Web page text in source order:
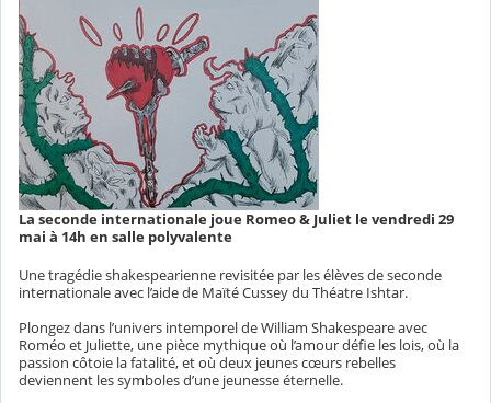
La seconde internationale joue Romeo & Juliet le vendredi 29
mai à 14h en salle polyvalente
Une tragédie shakespearienne revisitée par les élèves de seconde
internationale avec l’aide de Maïté Cussey du Théatre Ishtar.
Plongez dans l’univers intemporel de William Shakespeare avec
Roméo et Juliette, une pièce mythique où l’amour défie les lois, où la
passion côtoie la fatalité, et où deux jeunes cœurs rebelles
deviennent les symboles d’une jeunesse éternelle.